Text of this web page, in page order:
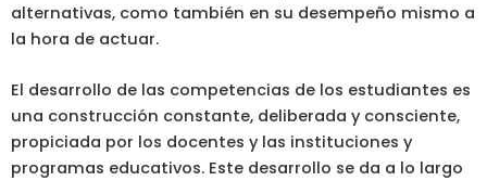
alternativas, como también en su desempeño mismo a
la hora de actuar.
El desarrollo de las competencias de los estudiantes es
una construcción constante, deliberada y consciente,
propiciada por los docentes y las instituciones y
programas educativos. Este desarrollo se da a lo largo